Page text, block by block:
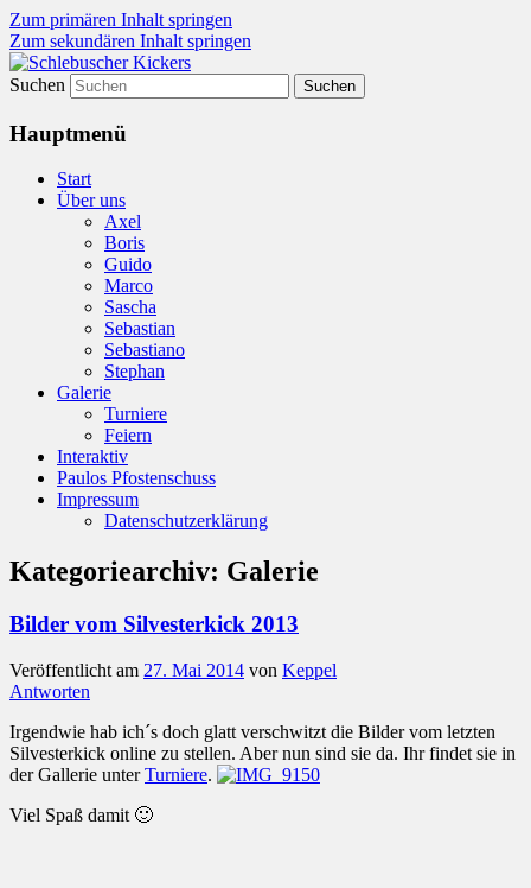
Zum primären Inhalt springen
Zum sekundären Inhalt springen
Schlebuscher Kickers
Olé olé…olé olé….olé olé olé olé….
Suchen
Hauptmenü
Start
Über uns
Axel
Boris
Guido
Marco
Sascha
Sebastian
Sebastiano
Stephan
Galerie
Turniere
Feiern
Interaktiv
Paulos Pfostenschuss
Impressum
Datenschutzerklärung
Kategoriearchiv: Galerie
Bilder vom Silvesterkick 2013
Veröffentlicht am 27. Mai 2014 von Keppel
Antworten
Irgendwie hab ich´s doch glatt verschwitzt die Bilder vom letzten
Silvesterkick online zu stellen. Aber nun sind sie da. Ihr findet sie in
der Gallerie unterTurniere.
Viel Spaß damit 🙂